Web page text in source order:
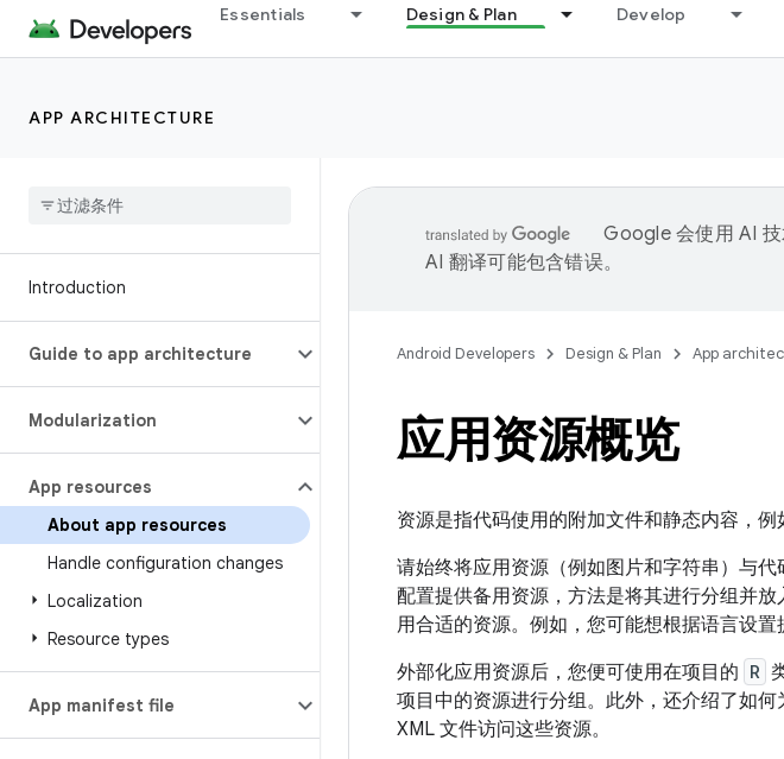
Essentials Design & Plan Develop
APP ARCHITECTURE
Introduction
Guide to app architecture
Modularization
App resources
About app resources
Handle configuration changes
Localization
Resource types
App manifest file
Google 会使用 AI 技
AI 翻译可能包含错误。
Android Developers Design & Plan App
应用资源概览
资源是指代码使用的附加文件和静态内容，例
请始终将应用资源（例如图片和字符串）与
配置提供备用资源，方法是将其进行分组并
用合适的资源。例如，您可能想根据语言设置
外部化应用资源后，您便可使用在项目的 R
项目中的资源进行分组。此外，还介绍了如
XML 文件访问这些资源。